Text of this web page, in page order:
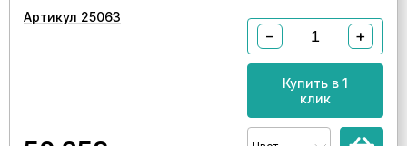
Артикул 25063
− +
Купить в 1
клик